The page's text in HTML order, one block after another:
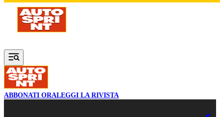
Vai al contenuto principale
ABBONATI ORALEGGI LA RIVISTA